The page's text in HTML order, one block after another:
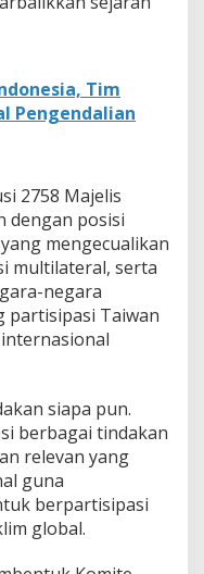
Tim
Pengendalian
2758 Majelis
dengan posisi
mengecualikan
multilateral, serta
negara
partisipasi Taiwan
internasional
siapa pun.
berbagai tindakan
relevan yang
guna
berpartisipasi
global.